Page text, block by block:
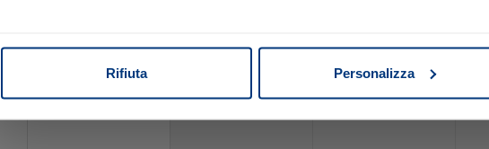
Identificare il tuo dispositivo, scansionandolo attivamente alla ricerca
digitali).
Rifiuta Personalizza